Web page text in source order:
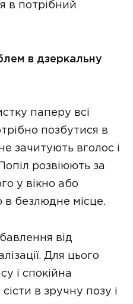
в потрібний
в дзеркальну
паперу всі
позбутися в
зачитують вголос і
розвіюють за
у вікно або
безлюдне місце.
від
Для цього
і спокійна
в зручну позу і